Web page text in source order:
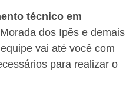
técnico em
dos Ipês e demais
vai até você com
para realizar o